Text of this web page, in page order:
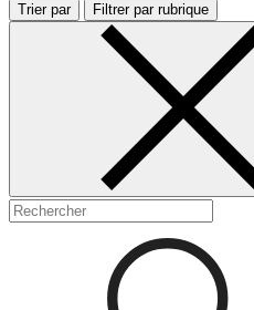
Trier par Filtrer par rubrique